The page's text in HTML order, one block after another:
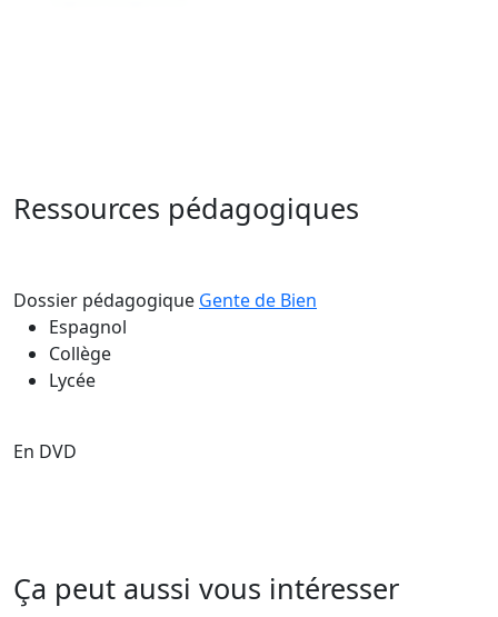
Ressources pédagogiques
Dossier pédagogique Gente de Bien
Espagnol
Collège
Lycée
En DVD
Ça peut aussi vous intéresser